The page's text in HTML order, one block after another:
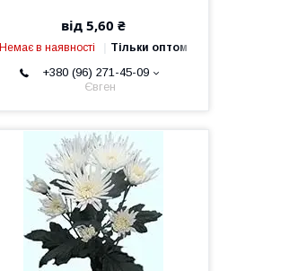
від 5,60 ₴
Немає в наявності Тільки оптом
+380 (96) 271-45-09
Євген